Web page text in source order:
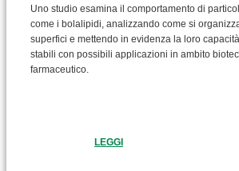
Uno studio esamina il comportamento di
come i bolalipidi, analizzando come si
superfici e mettendo in evidenza la loro
stabili con possibili applicazioni in ambito
farmaceutico.
LEGGI